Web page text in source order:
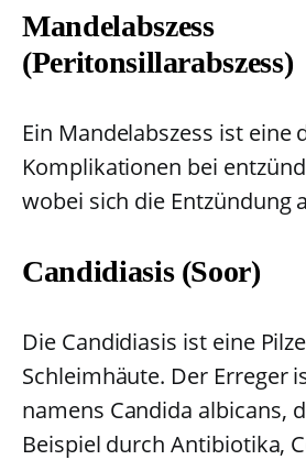
Mandelabszess
(Peritonsillarabszess)
Ein Mandelabszess ist eine
Komplikationen bei
wobei sich die Entzündung
Candidiasis (Soor)
Die Candidiasis ist eine
Schleimhäute. Der Erreger
namens Candida albicans,
Beispiel durch Antibiotika,